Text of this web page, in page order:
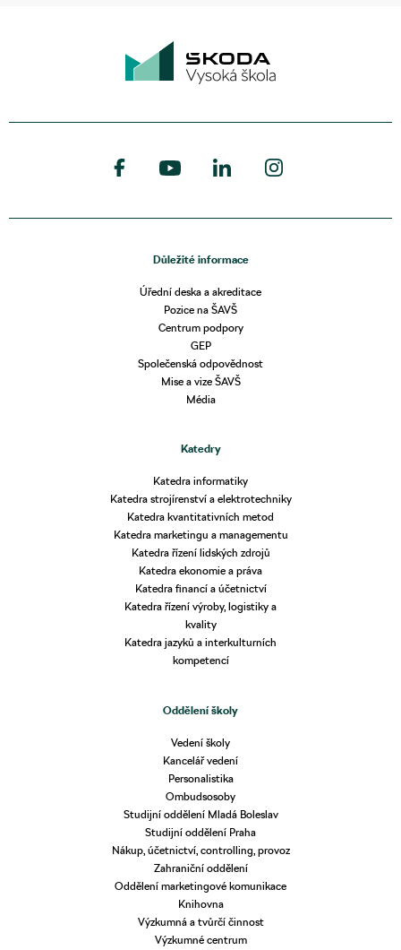
Důležité informace
Úřední deska a akreditace
Pozice na ŠAVŠ
Centrum podpory
GEP
Společenská odpovědnost
Mise a vize ŠAVŠ
Média
Katedry
Katedra informatiky
Katedra strojírenství a elektrotechniky
Katedra kvantitativních metod
Katedra marketingu a managementu
Katedra řízení lidských zdrojů
Katedra ekonomie a práva
Katedra financí a účetnictví
Katedra řízení výroby, logistiky a
kvality
Katedra jazyků a interkulturních
kompetencí
Oddělení školy
Vedení školy
Kancelář vedení
Personalistika
Ombudsosoby
Studijní oddělení Mladá Boleslav
Studijní oddělení Praha
Nákup, účetnictví, controlling, provoz
Zahraniční oddělení
Oddělení marketingové komunikace
Knihovna
Výzkumná a tvůrčí činnost
Výzkumné centrum